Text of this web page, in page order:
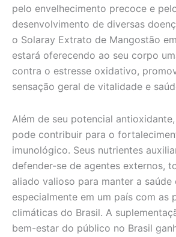
pelo envelhecimento precoce e
desenvolvimento de diversas
o Solaray Extrato de Mangostão
estará oferecendo ao seu corpo
contra o estresse oxidativo,
sensação geral de vitalidade e
Além de seu potencial
pode contribuir para o
imunológico. Seus nutrientes
defender-se de agentes externos,
aliado valioso para manter a saúde
especialmente em um país com as
climáticas do Brasil. A
bem-estar do público no Brasil